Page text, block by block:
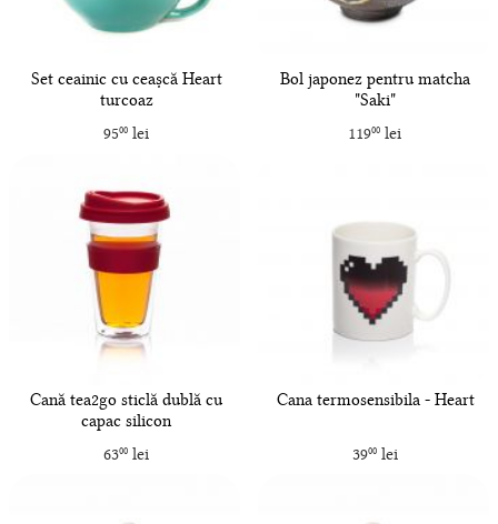
Set ceainic cu ceașcă Heart
turcoaz
9500lei
Bol japonez pentru matcha
"Saki"
11900 lei
Cană tea2go sticlă dublă cu
capac silicon
6300lei
Cana termosensibila - Heart
3900lei